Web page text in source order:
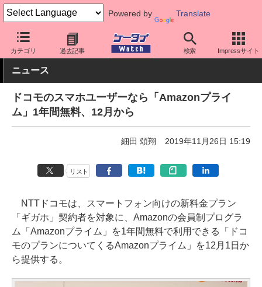
Powered by Translate
カテゴリ 過去記事 検索 Impressサイト
ケータイ Watch キャリア ドコモ アプリ・サービス
ニュース
ドコモのスマホユーザーなら「Amazonプライ
ム」1年間無料、12月から
細田 頌翔 2019年11月26日 15:19
リスト
NTTドコモは、スマートフォン向けの新料金プラン
「ギガホ」契約者を対象に、Amazonの会員制プログラ
ム「Amazonプライム」を1年間無料で利用できる「ドコ
モのプランについてくるAmazonプライム」を12月1日か
ら提供する。